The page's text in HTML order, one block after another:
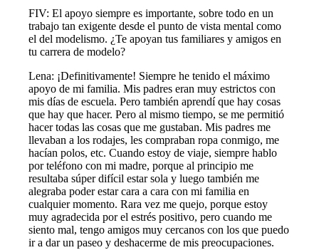
FIV: El apoyo siempre es importante, sobre todo en un
trabajo tan exigente desde el punto de vista mental como
el del modelismo. ¿Te apoyan tus familiares y amigos en
tu carrera de modelo?
Lena: ¡Definitivamente! Siempre he tenido el máximo
apoyo de mi familia. Mis padres eran muy estrictos con
mis días de escuela. Pero también aprendí que hay cosas
que hay que hacer. Pero al mismo tiempo, se me permitió
hacer todas las cosas que me gustaban. Mis padres me
llevaban a los rodajes, les compraban ropa conmigo, me
hacían polos, etc. Cuando estoy de viaje, siempre hablo
por teléfono con mi madre, porque al principio me
resultaba súper difícil estar sola y luego también me
alegraba poder estar cara a cara con mi familia en
cualquier momento. Rara vez me quejo, porque estoy
muy agradecida por el estrés positivo, pero cuando me
siento mal, tengo amigos muy cercanos con los que puedo
ir a dar un paseo y deshacerme de mis preocupaciones.